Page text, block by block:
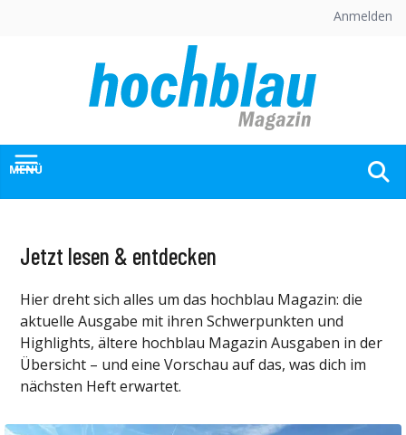
Anmelden
MENÜ
Jetzt lesen & entdecken
Hier dreht sich alles um das hochblau Magazin: die
aktuelle Ausgabe mit ihren Schwerpunkten und
Highlights, ältere hochblau Magazin Ausgaben in der
Übersicht – und eine Vorschau auf das, was dich im
nächsten Heft erwartet.